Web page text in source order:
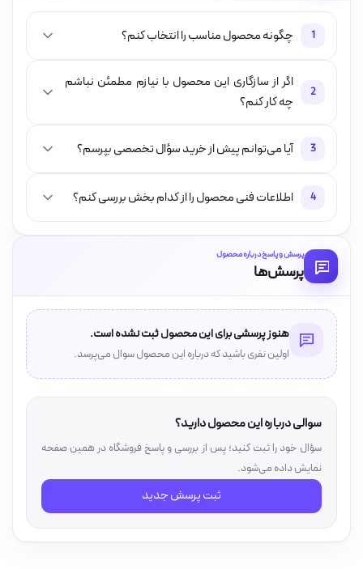
1 چگونه محصول مناسب را انتخاب کنم؟
2
اگر از سازگاری این محصول با نیازم مطمئن نباشم
چه کار کنم؟
3 آیا می‌توانم پیش از خرید سؤال تخصصی بپرسم؟
4 اطلاعات فنی محصول را از کدام بخش بررسی کنم؟
پرسش و پاسخ درباره محصول
پرسش‌ها
هنوز پرسشی برای این محصول ثبت نشده است.
اولین نفری باشید که درباره این محصول سوال می‌پرسد.
سوالی درباره این محصول دارید؟
سؤال خود را ثبت کنید؛ پس از بررسی و پاسخ فروشگاه در همین صفحه
نمایش داده می‌شود.
ثبت پرسش جدید